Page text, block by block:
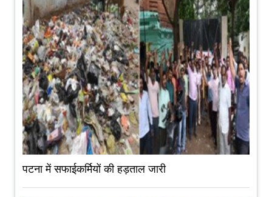
पटना में सफाईकर्मियों की हड़ताल जारी